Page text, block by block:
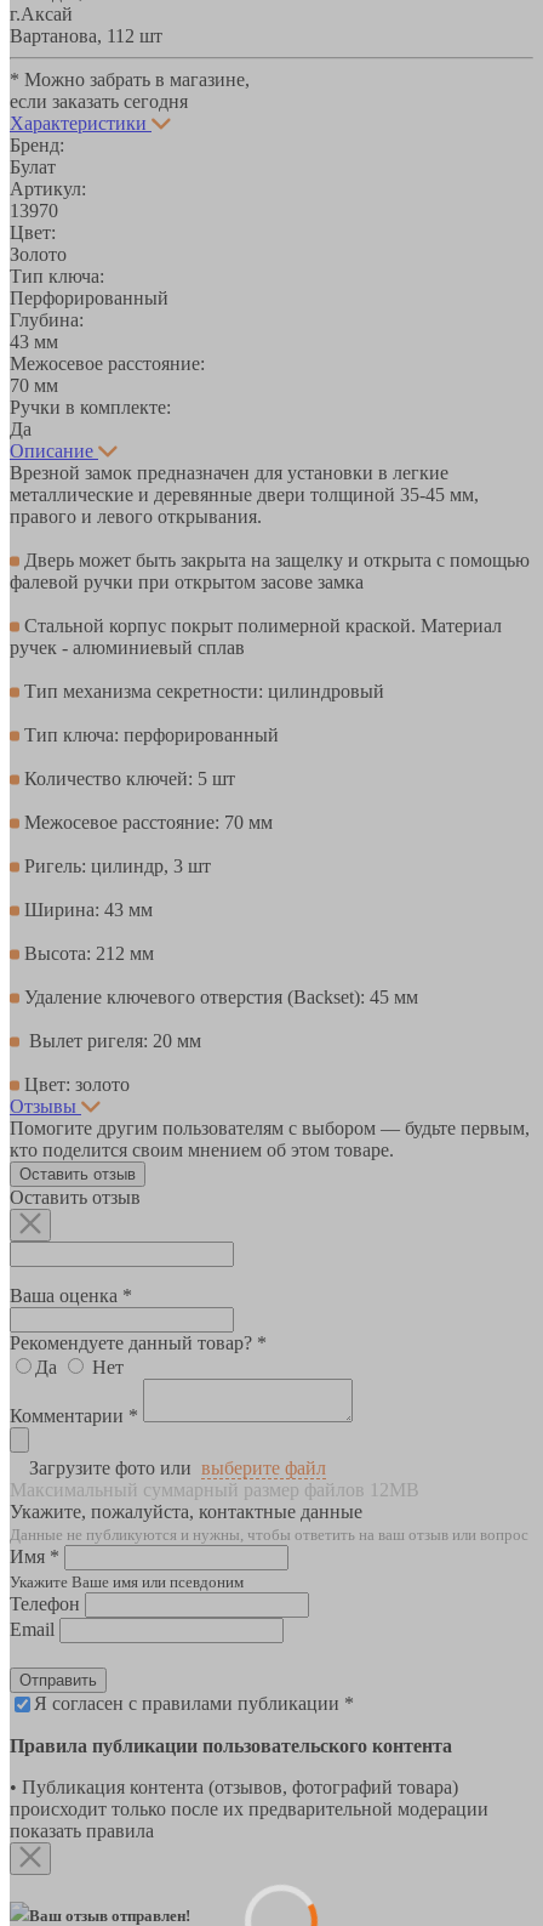
г.Аксай
Вартанова, 11 2 шт
* Можно забрать в магазине,
если заказать сегодня
Характеристики
Бренд:
Булат
Артикул:
13970
Цвет:
Золото
Тип ключа:
Перфорированный
Глубина:
43 мм
Межосевое расстояние:
70 мм
Ручки в комплекте:
Да
Описание
Врезной замок предназначен для установки в легкие
металлические и деревянные двери толщиной 35-45 мм,
правого и левого открывания.
Дверь может быть закрыта на защелку и открыта с помощью
фалевой ручки при открытом засове замка
Стальной корпус покрыт полимерной краской. Материал
ручек - алюминиевый сплав
Тип механизма секретности: цилиндровый
Тип ключа: перфорированный
Количество ключей: 5 шт
Межосевое расстояние: 70 мм
Ригель: цилиндр, 3 шт
Ширина: 43 мм
Высота: 212 мм
Удаление ключевого отверстия (Backset): 45 мм
Вылет ригеля: 20 мм
Цвет: золото
Отзывы
Помогите другим пользователям с выбором — будьте первым,
кто поделится своим мнением об этом товаре.
Оставить отзыв
Оставить отзыв
Ваша оценка *
Рекомендуете данный товар? *
Да
Нет
Комментарии *
Загрузите фото или выберите файл
Максимальный суммарный размер файлов 12MB
Укажите, пожалуйста, контактные данные
Данные не публикуются и нужны, чтобы ответить на ваш отзыв или вопрос
Имя *
Укажите Ваше имя или псевдоним
Телефон
Email
Отправить
Я согласен с правилами публикации *
Правила публикации пользовательского контента
• Публикация контента (отзывов, фотографий товара)
происходит только после их предварительной модерации
показать правила
Ваш отзыв отправлен!